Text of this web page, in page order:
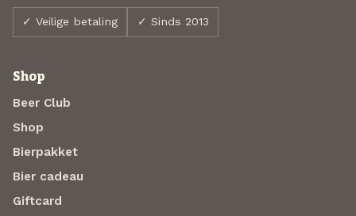
✓ Veilige betaling ✓ Sinds 2013
Shop
Beer Club
Shop
Bierpakket
Bier cadeau
Giftcard